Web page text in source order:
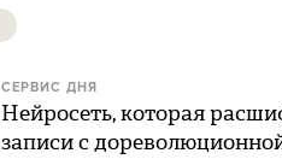
СЕРВИС ДНЯ
Нейросеть, которая
записи с